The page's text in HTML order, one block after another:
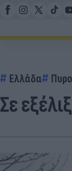
Ελλάδα
Σε